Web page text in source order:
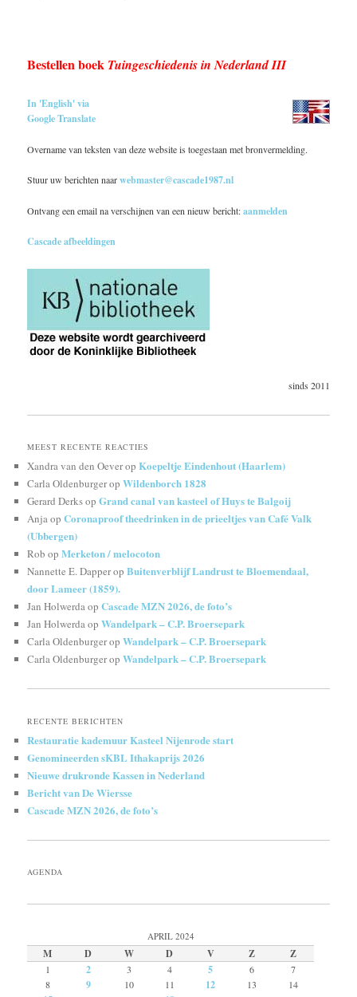
Bestellen boek Tuingeschiedenis in Nederland III
In 'English' via
Google Translate
Overname van teksten van deze website is toegestaan met bronvermelding.
Stuur uw berichten naarwebmaster@cascade1987.nl
Ontvang een email na verschijnen van een nieuw bericht:aanmelden
Cascade afbeeldingen
sinds 2011
MEEST RECENTE REACTIES
Xandra van den OeveropKoepeltje Eindenhout (Haarlem)
Carla OldenburgeropWildenborch 1828
Gerard DerksopGrand canal van kasteel of Huys te Balgoij
AnjaopCoronaproof theedrinken in de prieeltjes van Café Valk
(Ubbergen)
Rob opMerketon / melocoton
Nannette E. DapperopBuitenverblijf Landrust te Bloemendaal,
door Lameer (1859).
Jan HolwerdaopCascade MZN 2026, de foto’s
Jan HolwerdaopWandelpark – C.P. Broersepark
Carla OldenburgeropWandelpark – C.P. Broersepark
Carla OldenburgeropWandelpark – C.P. Broersepark
RECENTE BERICHTEN
Restauratie kademuur Kasteel Nijenrode start
Genomineerden sKBL Ithakaprijs 2026
Nieuwe drukronde Kassen in Nederland
Bericht van De Wiersse
Cascade MZN 2026, de foto’s
AGENDA
APRIL 2024
M D W D V Z Z
1 2 3 4 5 6
7
8
9 10 11 12 13 14